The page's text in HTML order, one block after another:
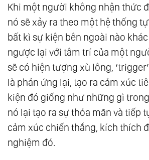
Về Vũ Trụ
18.The Law Of One - Các Mẫu
Lượng Và Cuộc Sống Con
19.The Law Of One - Những
Bản Và Cuộc Sống Con Người
20.The Law Of One - Những
Đấng Tạo Hóa - Sự Dịch
21.The Law Of One - Tần Số
Con Người - Torus Linh Hồn
Khi một người không nhận thức
nó sẽ xảy ra theo một hệ thống
bất kì sự kiện bên ngoài nào
ngược lại với tâm trí của một
sẽ có hiện tượng xù lông,
là phản ứng lại, tạo ra cảm xúc
kiện đó giống như những gì
nó lại tạo ra sự thỏa mãn và tiếp
cảm xúc chiến thắng, kích thích
nghiệm đó.